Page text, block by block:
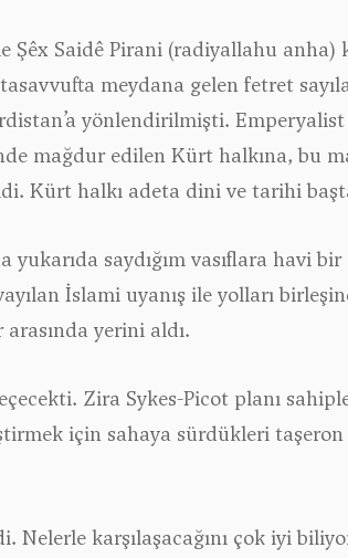
Saidê Pirani (radiyallahu anha)
meydana gelen fetret
yönlendirilmişti.
mağdur edilen Kürt halkına, bu
Kürt halkı adeta dini ve tarihi
yukarıda saydığım vasıflara
İslami uyanış ile yolları
yerini aldı.
Zira Sykes-Picot planı
için sahaya sürdükleri
Nelerle karşılaşacağını çok iyi